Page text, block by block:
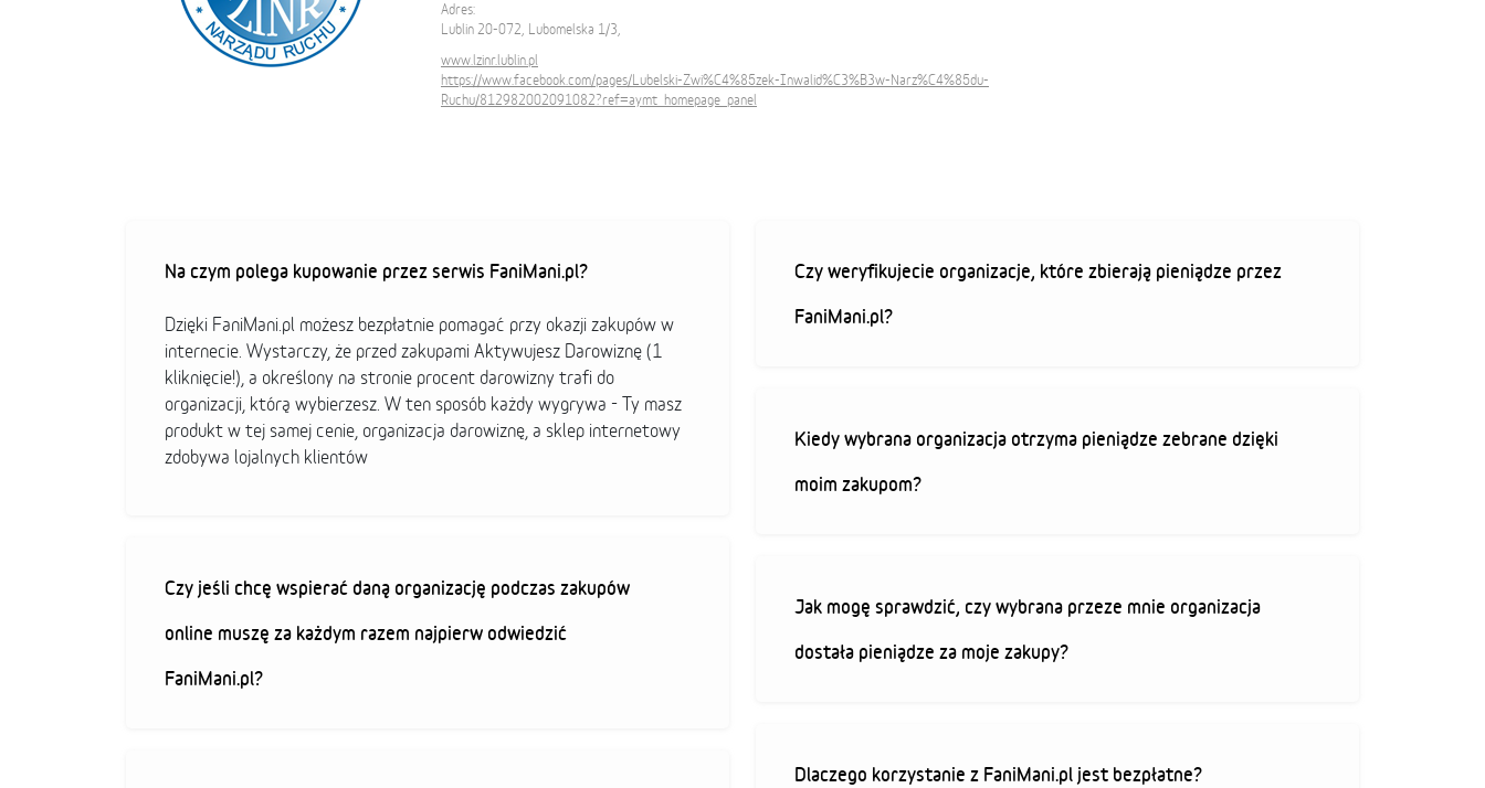
Adres:
Lublin 20-072, Lubomelska 1/3,
www.lzinr.lublin.pl
https://www.facebook.com/pages/Lubelski-Zwi%C4%85zek-Inwalid%C3%B3w-Narz%C4%85du-
Ruchu/812982002091082?ref=aymt_homepage_panel
Na czym polega kupowanie przez serwis FaniMani.pl?
Dzięki FaniMani.pl możesz bezpłatnie pomagać przy okazji zakupów w
internecie. Wystarczy, że przed zakupami Aktywujesz Darowiznę (1
kliknięcie!), a określony na stronie procent darowizny trafi do
organizacji, którą wybierzesz. W ten sposób każdy wygrywa - Ty masz
produkt w tej samej cenie, organizacja darowiznę, a sklep internetowy
zdobywa lojalnych klientów
Czy jeśli chcę wspierać daną organizację podczas zakupów
online muszę za każdym razem najpierw odwiedzić
FaniMani.pl?
Czy weryfikujecie organizacje, które zbierają pieniądze przez
FaniMani.pl?
Kiedy wybrana organizacja otrzyma pieniądze zebrane dzięki
moim zakupom?
Jak mogę sprawdzić, czy wybrana przeze mnie organizacja
dostała pieniądze za moje zakupy?
Dlaczego korzystanie z FaniMani.pl jest bezpłatne?